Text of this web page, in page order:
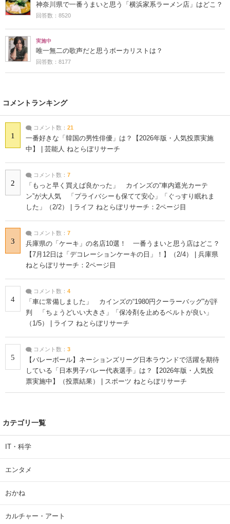
神奈川県で一番うまいと思う「横浜家系ラーメン店」はどこ？
回答数：8520
実施中
唯一無二の歌声だと思うボーカリストは？
回答数：8177
コメントランキング
1
コメント数： 21
一番好きな「韓国の男性俳優」は？【2026年版・人気投票実施
中】 | 芸能人 ねとらぼリサーチ
2
コメント数： 7
「もっと早く買えば良かった」 カインズの“車内遮光カーテ
ン”が大人気 「プライバシーも保てて安心」「ぐっすり眠れま
した」（2/2） | ライフ ねとらぼリサーチ：2ページ目
3
コメント数： 7
兵庫県の「ケーキ」の名店10選！ 一番うまいと思う店はどこ？
【7月12日は「デコレーションケーキの日」！】（2/4） | 兵庫県
ねとらぼリサーチ：2ページ目
4
コメント数： 4
「車に常備しました」 カインズの“1980円クーラーバッグ”が評
判 「ちょうどいい大きさ」「保冷剤を止めるベルトが良い」
（1/5） | ライフ ねとらぼリサーチ
5
コメント数： 3
【バレーボール】ネーションズリーグ日本ラウンドで活躍を期待
している「日本男子バレー代表選手」は？【2026年版・人気投
票実施中】（投票結果） | スポーツ ねとらぼリサーチ
カテゴリ一覧
IT・科学
エンタメ
おかね
カルチャー・アート